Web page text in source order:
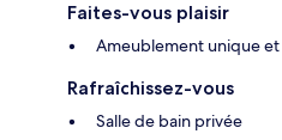
Faites-vous plaisir
Ameublement unique
Rafraîchissez-vous
Salle de bain privée